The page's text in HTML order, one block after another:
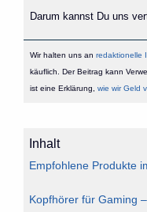
Darum kannst Du uns
Wir halten uns an redaktionelle
käuflich. Der Beitrag kann
ist eine Erklärung, wie wir Geld
Inhalt
Empfohlene Produkte
Kopfhörer für Gaming